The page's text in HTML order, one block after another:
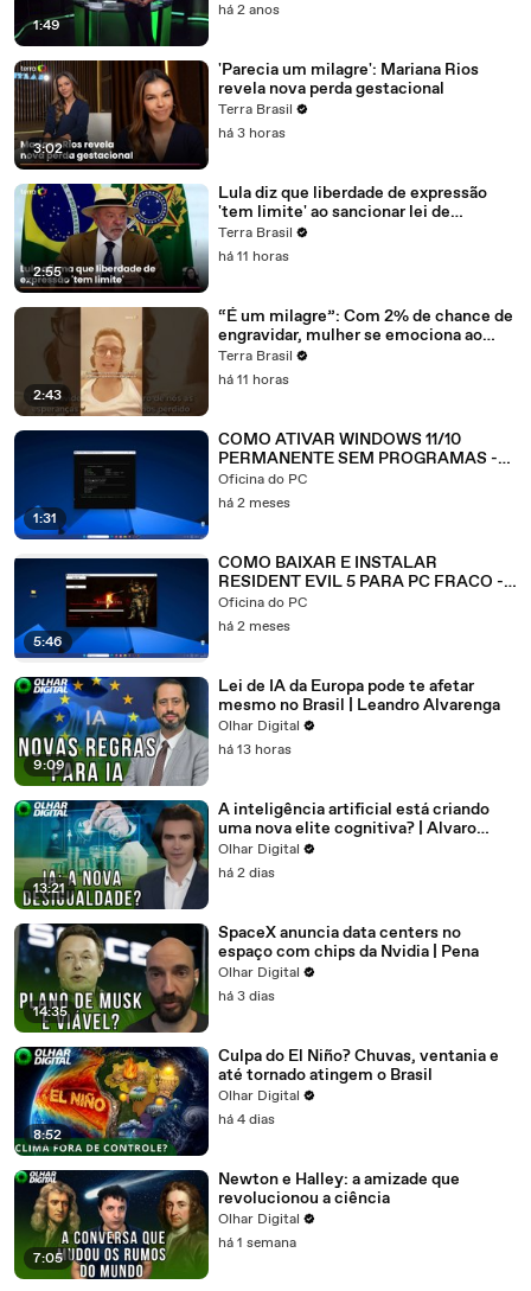
1:49
há 2 anos
3:02
'Parecia um milagre': Mariana Rios
revela nova perda gestacional
Terra Brasil
há 3 horas
2:55
Lula diz que liberdade de expressão
'tem limite' ao sancionar lei de
proteção a menores de idade
Terra Brasil
há 11 horas
2:43
“É um milagre”: Com 2% de chance de
engravidar, mulher se emociona ao
testar positivo #shorts
Terra Brasil
há 11 horas
1:31
COMO ATIVAR WINDOWS 11/10
PERMANENTE SEM PROGRAMAS -
ATUALIZADO 2026
Oficina do PC
há 2 meses
5:46
COMO BAIXAR E INSTALAR
RESIDENT EVIL 5 PARA PC FRACO -
ATUALIZADO 2026
Oficina do PC
há 2 meses
9:09
Lei de IA da Europa pode te afetar
mesmo no Brasil | Leandro Alvarenga
Olhar Digital
há 13 horas
13:21
A inteligência artificial está criando
uma nova elite cognitiva? | Alvaro
Machado Dias
Olhar Digital
há 2 dias
14:35
SpaceX anuncia data centers no
espaço com chips da Nvidia | Pena
Olhar Digital
há 3 dias
8:52
Culpa do El Niño? Chuvas, ventania e
até tornado atingem o Brasil
Olhar Digital
há 4 dias
7:05
Newton e Halley: a amizade que
revolucionou a ciência
Olhar Digital
há 1 semana